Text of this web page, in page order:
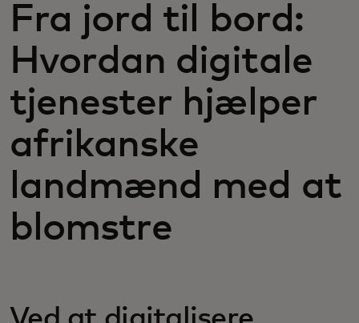
Til innovatører
Nyheder og trends
Fra jord til bord:
Hvordan digitale
tjenester hjælper
afrikanske
landmænd med at
blomstre